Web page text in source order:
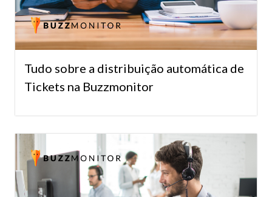
Tudo sobre a distribuição automática de
Tickets na Buzzmonitor